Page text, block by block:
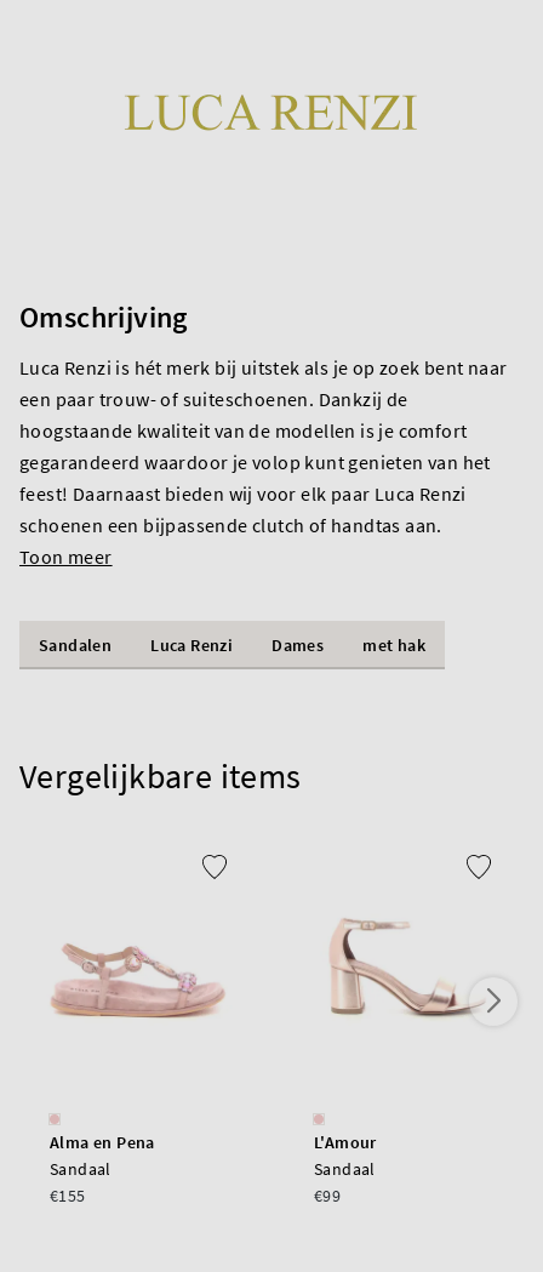
Omschrijving
Luca Renzi is hét merk bij uitstek als je op zoek bent naar
een paar trouw- of suiteschoenen. Dankzij de
hoogstaande kwaliteit van de modellen is je comfort
gegarandeerd waardoor je volop kunt genieten van het
feest! Daarnaast bieden wij voor elk paar Luca Renzi
schoenen een bijpassende clutch of handtas aan.
Toon meer
Sandalen Luca Renzi Dames met hak
Vergelijkbare items
Alma en Pena
Sandaal
€155
L'Amour
Sandaal
€99